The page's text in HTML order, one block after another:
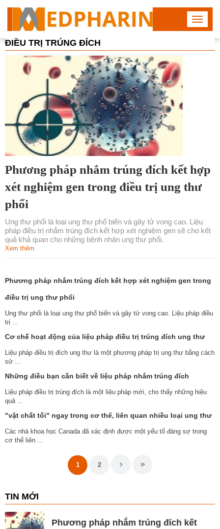
Toggle
ĐIỀU TRỊ TRÚNG ĐÍCH
Phương pháp nhắm trúng đích kết hợp
xét nghiệm gen trong điều trị ung thư
phổi
Ung thư phổi là loại ung thư phổ biến và gây tử vong cao. Liệu
pháp điều trị nhắm trúng đích kết hợp xét nghiệm gen sẽ cho kết
quả khả quan cho những bệnh nhân ung thư phổi.
Xem thêm
Phương pháp nhắm trúng đích kết hợp xét nghiệm gen trong
điều trị ung thư phổi
Ung thư phổi là loại ung thư phổ biến và gây tử vong cao. Liệu pháp điều
trị ...
Cơ chế hoạt động của liệu pháp điều trị trúng đích ung thư
Liệu pháp điều trị đích ung thư là một phương pháp trị ung thư bằng cách
sử ...
Những điều bạn cần biết về liệu pháp nhắm trúng đích
Liệu pháp điều trị trúng đích là một liệu pháp mới, cho thấy những hiệu
quả ...
"vật chất tối" ngay trong cơ thể, liên quan nhiều loại ung thư
Các nhà khoa học Canada đã xác định được một yếu tố đáng sợ trong
cơ thể liên ...
1 2
TIN MỚI
Phương pháp nhắm trúng đích kết